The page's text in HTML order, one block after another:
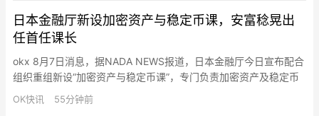
天的新增算力费用。公司7月…
日本金融厅新设加密资产与稳定币课，安富稔晃出
任首任课长
okx 8月7日消息，据NADA NEWS报道，日本金融厅今日宣布配合
组织重组新设“加密资产与稳定币课”，专门负责加密资产及稳定币
监管，安富稔晃（Toshiaki Adomi）出任首任课长。该部门直属同
期新设的“资产运用与保险监督局”，由原“加密资产、区块链与创新
OK快讯 55分钟前